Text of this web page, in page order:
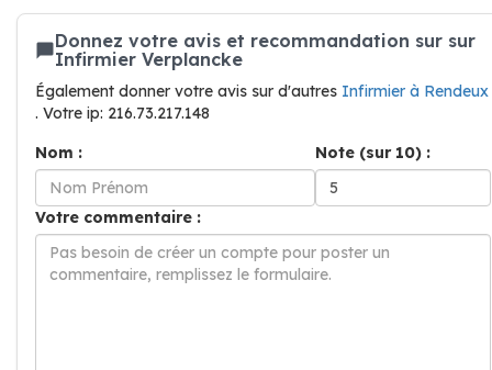
Donnez votre avis et recommandation sur sur
Infirmier Verplancke
Également donner votre avis sur d'autres Infirmier à Rendeux
. Votre ip: 216.73.217.148
Nom :
Note (sur 10) :
Votre commentaire :